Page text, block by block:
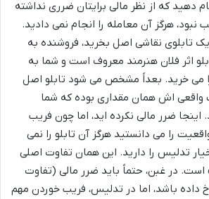
دهید که از نظر مالی برایتان ضرری نداشته
نبود، هرگز آن معامله را انجام نمی دادید.
تابلوی نقاشی اصل بخرید، فروشنده به
اثر فلان هنرمند معروف است و شما به
می خرید. بعداً مشخص می شود تابلو اصل
واقعی اش همان مقداری بوده که شما
اینجا ضرر مالی نکرده اید، اما چون فریب
را می دانستید هرگز آن تابلو را نمی
تدلیس را دارید. این همان تفاوت اصلی
در غبن، حتماً باید ضرر مالی (تفاوت
باشد، اما در تدلیس، فریب خوردن مهم